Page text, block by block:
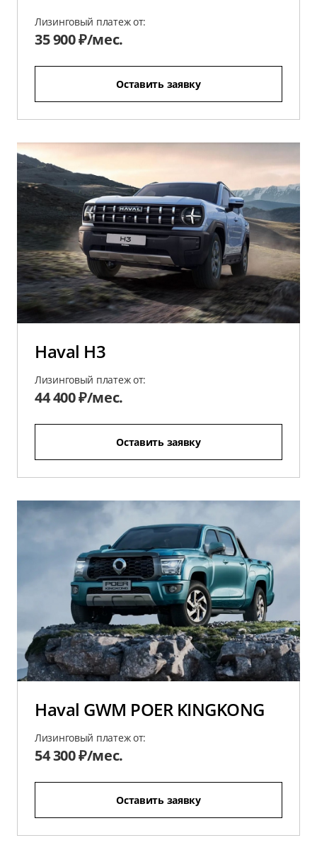
Лизинговый платеж от:
35 900 ₽/мес.
Оставить заявку
Haval H3
Лизинговый платеж от:
44 400 ₽/мес.
Оставить заявку
Haval GWM POER KINGKONG
Лизинговый платеж от:
54 300 ₽/мес.
Оставить заявку